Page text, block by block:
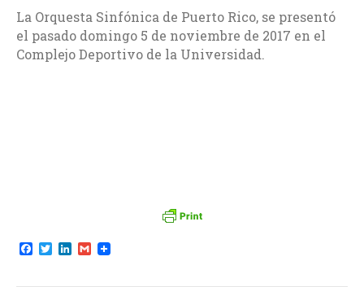
La Orquesta Sinfónica de Puerto Rico, se presentó
el pasado domingo 5 de noviembre de 2017 en el
Complejo Deportivo de la Universidad.
F
a
T
w
L G
m